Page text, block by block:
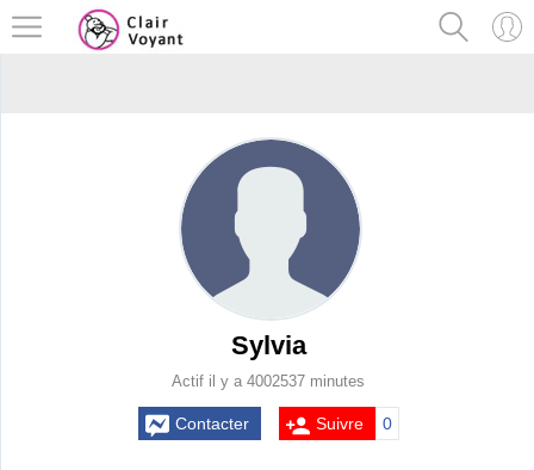
Sylvia
Actif il y a 4002537 minutes
Contacter Suivre 0